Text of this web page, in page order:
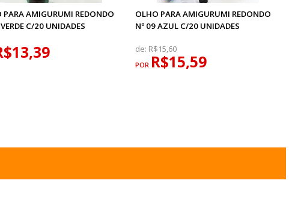
PARA AMIGURUMI REDONDO
C/20 UNIDADES
OLHO PARA AMIGURUMI REDONDO
Nº 09 AZUL C/20 UNIDADES
de: R$15,60
POR R$15,59